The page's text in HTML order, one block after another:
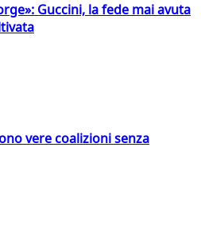
Guccini, la fede mai avuta
vere coalizioni senza